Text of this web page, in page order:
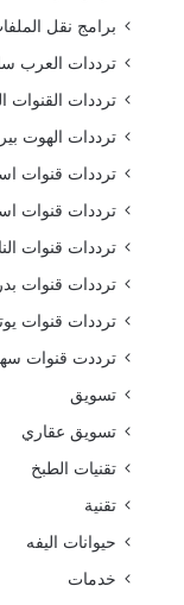
برامج نقل
ترددات العرب
ترددات القنوات
ترددات الهوت
ترددات قنوات
ترددات قنوات
ترددات قنوات
ترددات قنوات
ترددات قنوات
ترددت قنوات
تسويق
تسويق عقاري
تقنيات الطبخ
تقنية
حيوانات اليفه
خدمات